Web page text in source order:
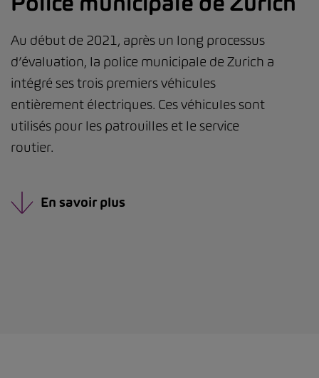
Au début de 2021, après un long processus
d’évaluation, la police municipale de Zurich a
intégré ses trois premiers véhicules
entièrement électriques. Ces véhicules sont
utilisés pour les patrouilles et le service
routier.
En savoir plus